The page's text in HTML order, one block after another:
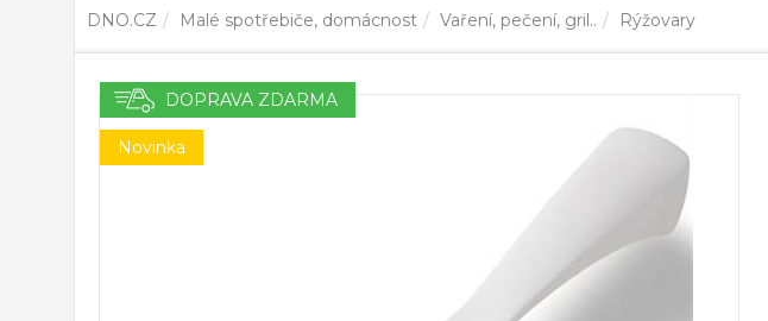
DNO.CZ Malé spotřebiče, domácnost Vaření, pečení, gril.. Rýžovary
DOPRAVA ZDARMA
Novinka